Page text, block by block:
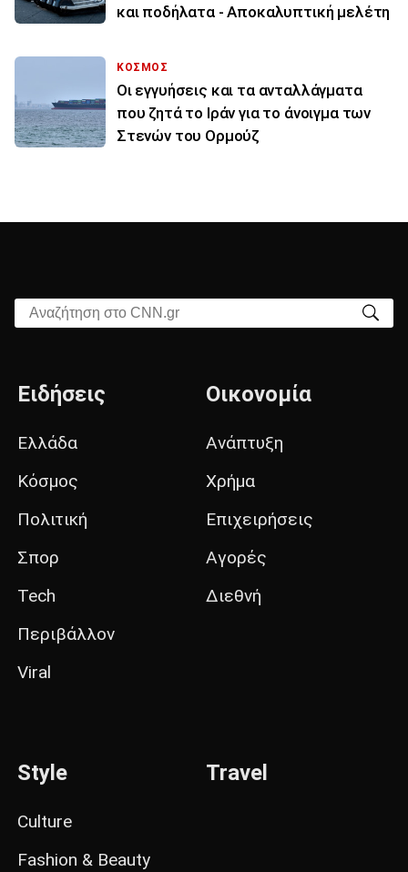
και ποδήλατα - Αποκαλυπτική μελέτη
ΚΟΣΜΟΣ
Οι εγγυήσεις και τα ανταλλάγματα
που ζητά το Ιράν για το άνοιγμα των
Στενών του Ορμούζ
Αναζήτηση στο CNN.gr
Ειδήσεις
Ελλάδα
Κόσμος
Πολιτική
Σπορ
Tech
Περιβάλλον
Viral
Οικονομία
Ανάπτυξη
Χρήμα
Επιχειρήσεις
Αγορές
Διεθνή
Style
Culture
Fashion & Beauty
Travel